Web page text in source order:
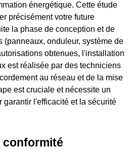
énergétique. Cette étude
précisément votre future
la phase de conception et de
(panneaux, onduleur, système de
obtenues, l'installation
est réalisée par des techniciens
au réseau et de la mise
est cruciale et nécessite un
garantir l'efficacité et la sécurité
conformité